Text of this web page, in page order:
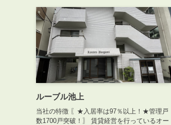
ルーブル池上
当社の特徴 〖★入居率は97％以上！★管理戸
数1700戸突破！〗 賃貸経営を行っているオー